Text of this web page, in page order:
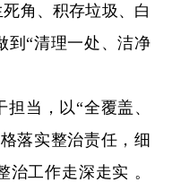
角、积存垃圾、白
到“清理一处、洁净
当，以“全覆盖、
落实整治责任，细
工作走深走实 。